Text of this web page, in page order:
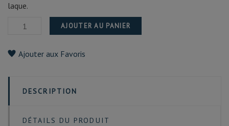
laque.
AJOUTER AU PANIER
Ajouter aux Favoris
DESCRIPTION
DÉTAILS DU PRODUIT